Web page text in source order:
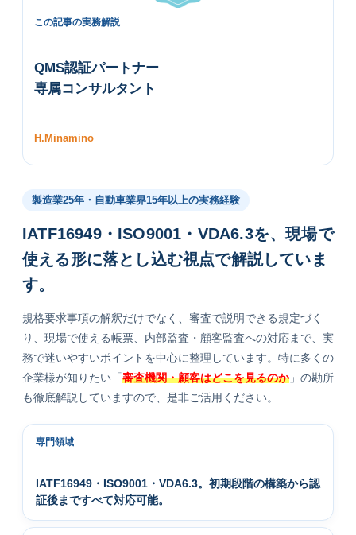
この記事の実務解説
QMS認証パートナー
専属コンサルタント
H.Minamino
製造業25年・自動車業界15年以上の実務経験
IATF16949・ISO9001・VDA6.3を、現場で
使える形に落とし込む視点で解説していま
す。
規格要求事項の解釈だけでなく、審査で説明できる規定づく
り、現場で使える帳票、内部監査・顧客監査への対応まで、実
務で迷いやすいポイントを中心に整理しています。特に多くの
企業様が知りたい「 審査機関・顧客はどこを見るのか」の勘所
も徹底解説していますので、是非ご活用ください。
専門領域
IATF16949・ISO9001・VDA6.3。初期段階の構築から認
証後まですべて対応可能。